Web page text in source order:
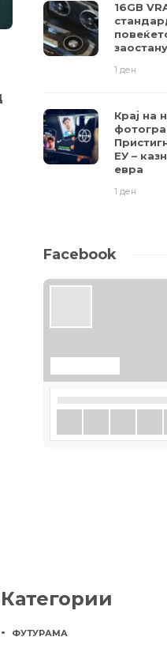
ИНТЕРНЕТ НАЈНОВИ
Instagram ќе
приватните
8 години 819
16GB
1 ден
Крај на
ЕУ –
евра
1 ден
Facebook
Категории
ФУТУРАМА